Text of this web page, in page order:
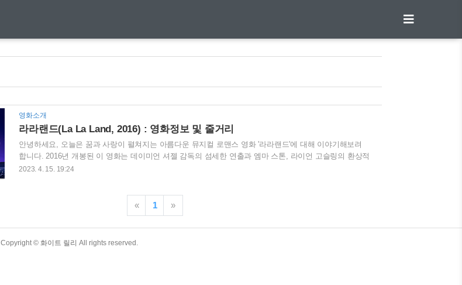
영화소개
라라랜드(La La Land, 2016) : 영화정보 및 줄거리
안녕하세요, 오늘은 꿈과 사랑이 펼쳐지는 아름다운 뮤지컬 로맨스 영화 '라라랜드'에 대해 이야기해보려
합니다. 2016년 개봉된 이 영화는 데이미언 셔젤 감독의 섬세한 연출과 엠마 스톤, 라이언 고슬링의 환상적
인 케미가 돋보이는 전 세계적으로 큰 사랑을 받은 영화입니다. 아름다운 노래와 춤, 영상미를 통해 꿈과
톤 (미아 역), 라이언 고슬링 (세바스찬 역) 장르: 뮤지컬, 드라마, 로맨스 상영 시간: 128분 국가: 미국 2.평
2023. 4. 15. 19:24
« 1 »
Copyright © 화이트 릴리 All rights reserved.